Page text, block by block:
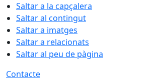
Saltar a la capçalera
Saltar al contingut
Saltar a imatges
Saltar a relacionats
Saltar al peu de pàgina
Contacte